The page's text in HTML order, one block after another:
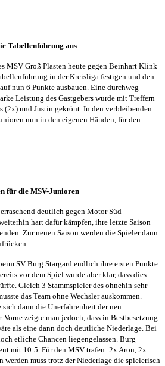
Tabellenführung aus
MSV Groß Plasten heute gegen Beinhart Klink
in der Kreisliga festigen und den
nun 6 Punkte ausbauen. Eine durchweg
Leistung des Gastgebers wurde mit Treffern
und Justin gekrönt. In den verbleibenden
nun in den eigenen Händen, für den
für die MSV-Junioren
deutlich gegen Motor Süd
hart dafür kämpfen, ihre letzte Saison
Zur neuen Saison werden die Spieler dann
SV Burg Stargard endlich ihre ersten Punkte
vor dem Spiel wurde aber klar, dass dies
Gleich 3 Stammspieler des ohnehin sehr
das Team ohne Wechsler auskommen.
dann die Unerfahrenheit der neu
Vorne zeigte man jedoch, dass in Bestbesetzung
als eine dann doch deutliche Niederlage. Bei
etliche Chancen liegengelassen. Burg
mit 10:5. Für den MSV trafen: 2x Aron, 2x
muss trotz der Niederlage die spielerisch